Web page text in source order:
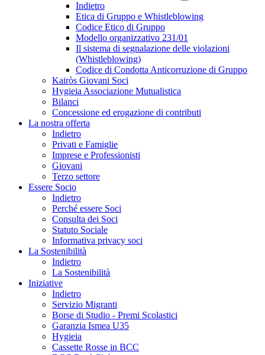
Indietro
Etica di Gruppo e Whistleblowing
Codice Etico di Gruppo
Modello organizzativo 231/01
Il sistema di segnalazione delle violazioni
(Whistleblowing)
Codice di Condotta Anticorruzione di Gruppo
Kairòs Giovani Soci
Hygieia Associazione Mutualistica
Bilanci
Concessione ed erogazione di contributi
La nostra offerta
Indietro
Privati e Famiglie
Imprese e Professionisti
Giovani
Terzo settore
Essere Socio
Indietro
Perché essere Soci
Consulta dei Soci
Statuto Sociale
Informativa privacy soci
La Sostenibilità
Indietro
La Sostenibilità
Iniziative
Indietro
Servizio Migranti
Borse di Studio - Premi Scolastici
Garanzia Ismea U35
Hygieia
Cassette Rosse in BCC